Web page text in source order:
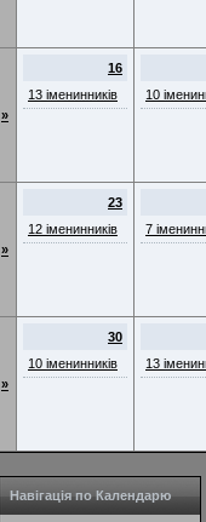
»
16
13 іменинників
10
»
23
12 іменинників
7
»
30
10 іменинників
13
Навігація по Календарю